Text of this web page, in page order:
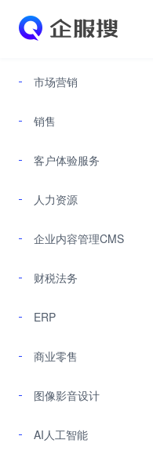
市场营销
销售
客户体验服务
人力资源
企业内容管理CMS
财税法务
ERP
商业零售
图像影音设计
AI人工智能